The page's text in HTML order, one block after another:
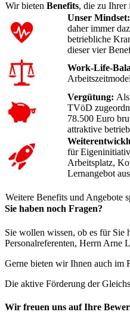
Wir bieten Benefits, die zu Ihrer
Unser Mindset:
daher immer
betriebliche
dieser vier
Work-Life-
Vergütung: Als
TVöD
78.500 Euro
attraktive
für
Arbeitsplatz,
Lernangebot
Weitere Benefits und Angebote
Sie haben noch Fragen?
Sie wollen wissen, ob es für Sie
Personalreferenten, Herrn Arne
Gerne bieten wir Ihnen auch im
Die aktive Förderung der
Wir freuen uns auf Ihre